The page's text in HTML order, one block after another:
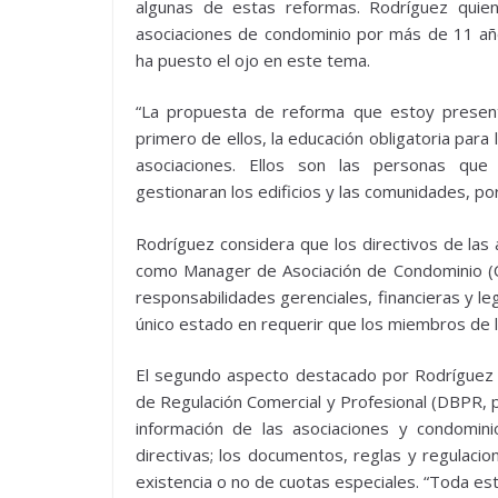
algunas de estas reformas. Rodríguez
asociaciones de condominio por más de 11
ha puesto el ojo en este tema.
“La propuesta de reforma que estoy
primero de ellos, la educación obligatoria
asociaciones. Ellos son las personas
gestionaran los edificios y las comunidades,
Rodríguez considera que los directivos de
como Manager de Asociación de Condominio
responsabilidades gerenciales, financieras y
único estado en requerir que los miembros de
El segundo aspecto destacado por
de Regulación Comercial y Profesional
información de las asociaciones y
directivas; los documentos, reglas y
existencia o no de cuotas especiales. “Toda